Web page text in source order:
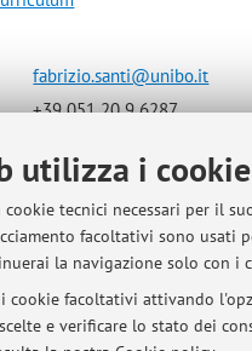
utilizza i cookie
tecnici necessari per il
facoltativi sono usati
la navigazione solo con i
cookie facoltativi attivando
e verificare lo stato dei
fabrizio.santi@unibo.it
+39 051 20 9 6287
Vai alla